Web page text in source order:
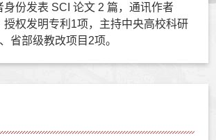
身份发表 SCI 论文 2 篇，通讯作者
授权发明专利1项，主持中央高校科研
省部级教改项目2项。